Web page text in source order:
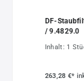
DF-
/ 9.4829.0
Inhalt: 1
263,28 €*